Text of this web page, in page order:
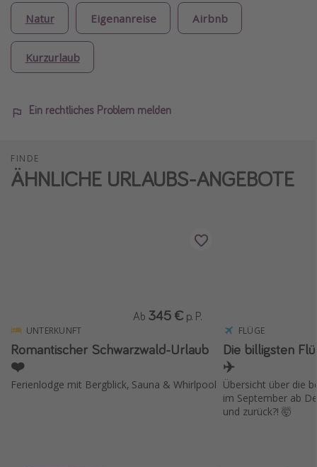
Natur Eigenanreise Airbnb
Kurzurlaub
Ein rechtliches Problem melden
FINDE
ÄHNLICHE URLAUBS-ANGEBOTE
UNTERKUNFT
Romantischer Schwarzwald-Urlaub
❤️
Ferienlodge mit Bergblick, Sauna & Whirlpool
Ab 345 € p. P.
FLÜGE
Die billigsten
✈️
Übersicht über die
im September ab
und zurück?! 🤯